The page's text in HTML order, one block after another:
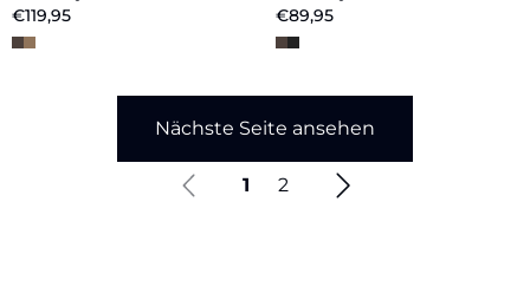
€119,95
€89,95
Nächste Seite ansehen
1 2